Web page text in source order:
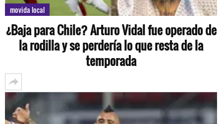
movida local
¿Baja para Chile? Arturo Vidal fue operado de
la rodilla y se perdería lo que resta de la
temporada